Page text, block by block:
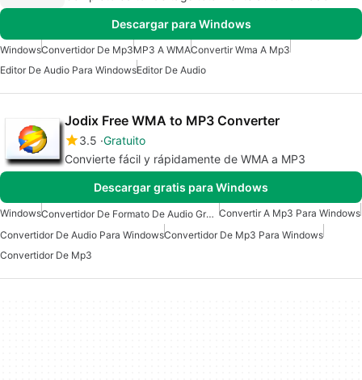
Descargar para Windows
WindowsConvertidor De Mp3MP3 A WMAConvertir Wma A Mp3
Editor De Audio Para WindowsEditor De Audio
Jodix Free WMA to MP3 Converter
3.5 Gratuito
Convierte fácil y rápidamente de WMA a MP3
Descargar gratis para Windows
Windows Convertidor De Formato De Audio Gratuito Para Windows Convertir A Mp3 Para Windows
Convertidor De Audio Para WindowsConvertidor De Mp3 Para Windows
Convertidor De Mp3